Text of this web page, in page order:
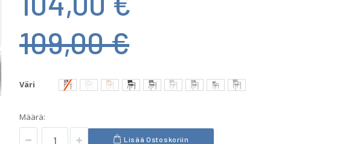
109,00 €
Väri
Määrä:
Lisää Ostoskoriin